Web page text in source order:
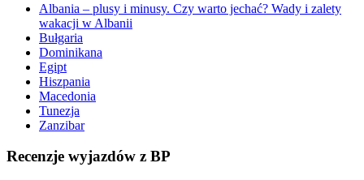
Albania – plusy i minusy. Czy warto jechać? Wady i zalety
wakacji w Albanii
Bułgaria
Dominikana
Egipt
Hiszpania
Macedonia
Tunezja
Zanzibar
Recenzje wyjazdów z BP